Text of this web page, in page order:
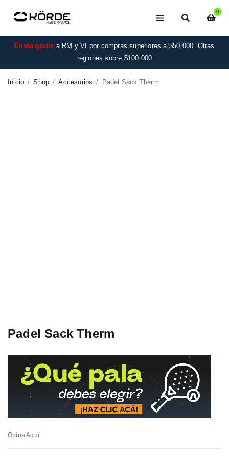
0
Envío gratis a RM y VI por compras superiores a $50.000. Otras
regiones sobre $100.000
Inicio / Shop / Accesorios / Padel Sack Therm
Padel Sack Therm
Opina Aquí